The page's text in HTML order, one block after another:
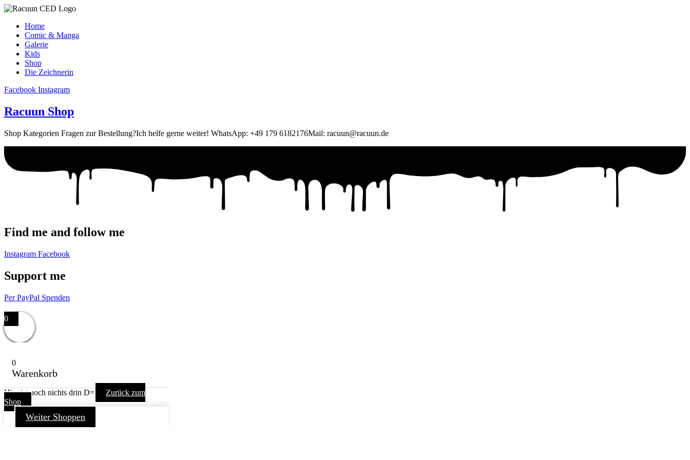
Home
Comic & Manga
Galerie
Kids
Shop
Die Zeichnerin
Facebook Instagram
Racuun Shop
Shop Kategorien Fragen zur Bestellung?Ich helfe gerne weiter! WhatsApp: +49 179 6182176Mail: racuun@racuun.de
Find me and follow me
Instagram Facebook
Support me
Per PayPal Spenden
0
0
Warenkorb
Hier ist noch nichts drin D=
Zurück zum
Shop
Weiter Shoppen